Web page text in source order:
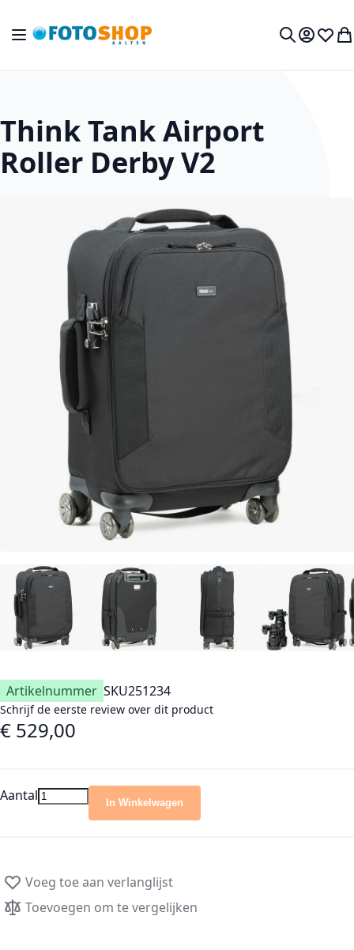
Toggle Nav
Mijn
Think Tank Airport
Roller Derby V2
Artikelnummer SKU251234
Schrijf de eerste review over dit product
€ 529,00
Aantal In Winkelwagen
Voeg toe aan verlanglijst
Toevoegen om te vergelijken